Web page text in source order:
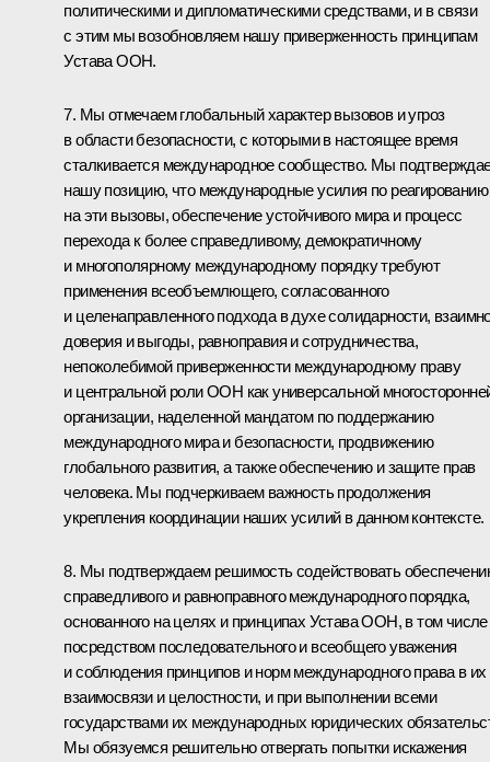
политическими и дипломатическими средствами, и в связи
с этим мы возобновляем нашу приверженность принципам
Устава ООН.
7. Мы отмечаем глобальный характер вызовов и угроз
в области безопасности, с которыми в настоящее время
сталкивается международное сообщество. Мы
нашу позицию, что международные усилия по реагированию
на эти вызовы, обеспечение устойчивого мира и процесс
перехода к более справедливому, демократичному
и многополярному международному порядку требуют
применения всеобъемлющего, согласованного
и целенаправленного подхода в духе солидарности,
доверия и выгоды, равноправия и сотрудничества,
непоколебимой приверженности международному праву
и центральной роли ООН как универсальной
организации, наделенной мандатом по поддержанию
международного мира и безопасности, продвижению
глобального развития, а также обеспечению и защите прав
человека. Мы подчеркиваем важность продолжения
укрепления координации наших усилий в данном контексте.
8. Мы подтверждаем решимость содействовать
справедливого и равноправного международного порядка,
основанного на целях и принципах Устава ООН, в том числе
посредством последовательного и всеобщего уважения
и соблюдения принципов и норм международного права в их
взаимосвязи и целостности, и при выполнении всеми
государствами их международных юридических
Мы обязуемся решительно отвергать попытки искажения